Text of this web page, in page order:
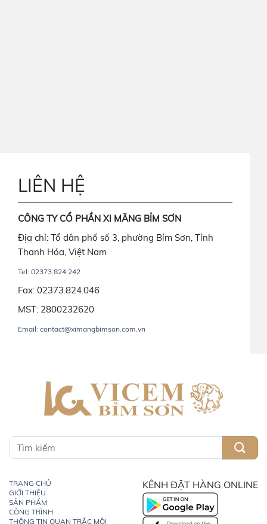
LIÊN HỆ
CÔNG TY CỔ PHẦN XI MĂNG BỈM SƠN
Địa chỉ: Tổ dân phố số 3, phường Bỉm Sơn, Tỉnh
Thanh Hóa, Việt Nam
Tel: 02373.824.242
Fax: 02373.824.046
MST: 2800232620
Email: contact@ximangbimson.com.vn
TRANG CHỦ
GIỚI THIỆU
SẢN PHẨM
CÔNG TRÌNH
THÔNG TIN QUAN TRẮC MÔI
KÊNH ĐẶT HÀNG ONLINE